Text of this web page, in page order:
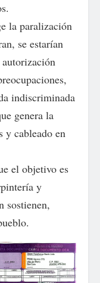
la paralización
se estarían
indiscriminada
genera la
y cableado en
el objetivo es
y
sostienen,